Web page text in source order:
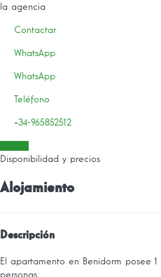
la agencia
Contactar
WhatsApp
WhatsApp
Teléfono
+34-965852512
Disponibilidad y precios
Alojamiento
Descripción
El apartamento en Benidorm posee
personas.